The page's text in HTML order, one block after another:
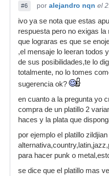
#6 por alejandro nqn el
ivo ya se nota que estas
respuesta pero no exigas
que lograras es que se
,el mensaje lo leeran todos
de sus posibilidades,te lo
totalmente, no lo tomes
sugerencia ok?
en cuanto a la pregunta yo
compra de un platillo 2
haces y la plata que
por ejemplo el platillo
para hacer punk o
se dice que el platillo mas